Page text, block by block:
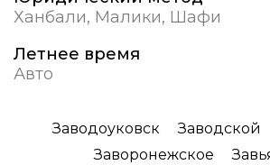
Ханбали, Малики, Шафи
Летнее время
Авто
Заводоуковск Заводской
Заворонежское